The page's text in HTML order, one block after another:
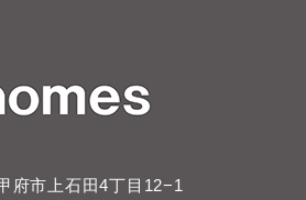
市上石田4丁目12−1